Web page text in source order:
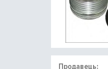
Продавець: